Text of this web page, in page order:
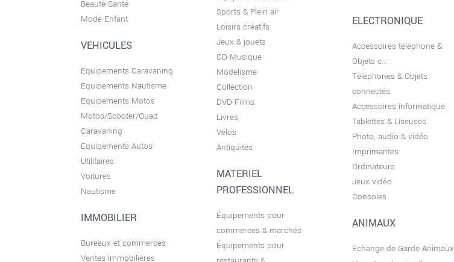
Beauté-Santé
Mode Enfant
VEHICULES
Equipements Caravaning
Equipements Nautisme
Equipements Motos
Motos/Scooter/Quad
Caravaning
Equipements Autos
Utilitaires
Voitures
Nautisme
IMMOBILIER
Bureaux et commerces
Ventes immobilières
Sports & Plein air
Loisirs créatifs
Jeux & jouets
CD-Musique
Modélisme
Collection
DVD-Films
Livres
Vélos
Antiquités
MATERIEL
PROFESSIONNEL
Équipements pour
commerces & marchés
Équipements pour
ELECTRONIQUE
Accessoires téléphone &
Objets c...
Téléphones & Objets
connectés
Accessoires informatique
Tablettes & Liseuses
Photo, audio & vidéo
Imprimantes
Ordinateurs
Jeux vidéo
Consoles
ANIMAUX
Echange de Garde Animaux